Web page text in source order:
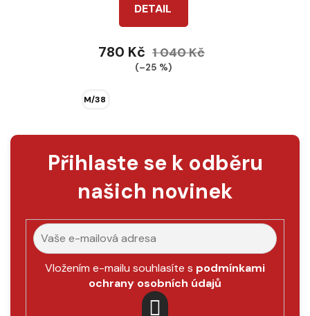
4,0
5
hvězdiček.
DETAIL
780 Kč 1 040 Kč
(–25 %)
M/38
Přihlaste se k odběru
našich novinek
Vložením e-mailu souhlasíte s podmínkami
ochrany osobních údajů